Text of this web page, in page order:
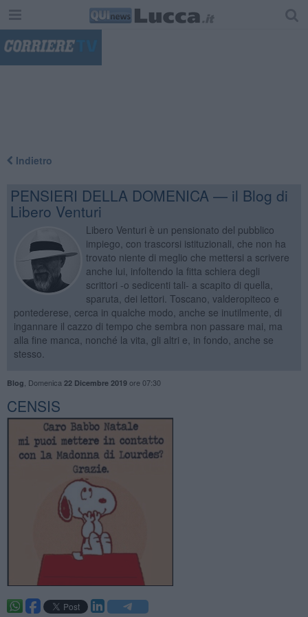
Indietro
PENSIERI DELLA DOMENICA — il Blog di
Libero Venturi
Libero Venturi è un pensionato del pubblico
impiego, con trascorsi istituzionali, che non ha
trovato niente di meglio che mettersi a scrivere
anche lui, infoltendo la fitta schiera degli
scrittori -o sedicenti tali- a scapito di quella,
sparuta, dei lettori. Toscano, valderopiteco e
pontederese, cerca in qualche modo, anche se inutilmente, di
ingannare il cazzo di tempo che sembra non passare mai, ma
alla fine manca, nonché la vita, gli altri e, in fondo, anche se
stesso.
Blog Domenica 22 Dicembre 2019ore 07:30
CENSIS